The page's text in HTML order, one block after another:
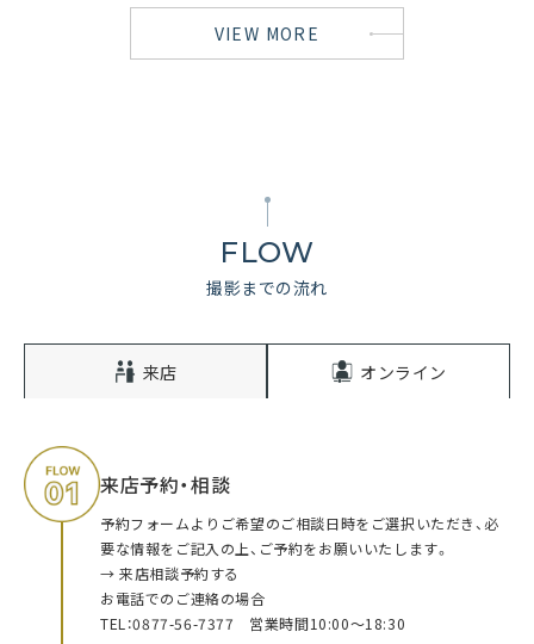
VIEW MORE
FLOW
撮影までの流れ
来店 オンライン
来店予約・相談
予約フォームよりご希望のご相談日時をご選択いただき、必
要な情報をご記入の上、ご予約をお願いいたします。
→ 来店相談予約する
お電話でのご連絡の場合
TEL：0877-56-7377 営業時間10:00～18:30